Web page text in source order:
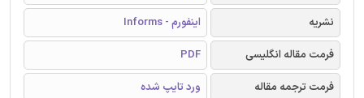
نشریه
اینفورم - Informs
فرمت مقاله انگلیسی
PDF
فرمت ترجمه مقاله
ورد تایپ شده